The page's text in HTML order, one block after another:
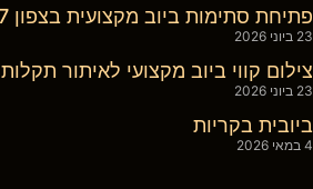
פתיחת סתימות ביוב מקצועית בצפון 24/7
23 ביוני 2026
צילום קווי ביוב מקצועי לאיתור תקלות
23 ביוני 2026
ביובית בקריות
4 במאי 2026